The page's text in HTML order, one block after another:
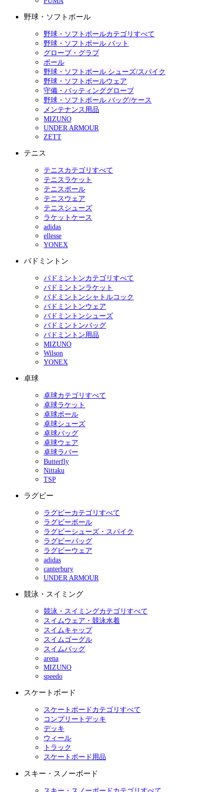
野球・ソフトボール
野球・ソフトボールカテゴリすべて
野球・ソフトボール バット
グローブ・グラブ
ボール
野球・ソフトボール シューズ/スパイク
野球・ソフトボールウェア
守備・バッティンググローブ
野球・ソフトボール バッグ/ケース
メンテナンス用品
MIZUNO
UNDER ARMOUR
ZETT
テニス
テニスカテゴリすべて
テニスラケット
テニスボール
テニスウェア
テニスシューズ
ラケットケース
adidas
ellesse
YONEX
バドミントン
バドミントンカテゴリすべて
バドミントンラケット
バドミントンシャトルコック
バドミントンウェア
バドミントンシューズ
バドミントンバッグ
バドミントン用品
MIZUNO
Wilson
YONEX
卓球
卓球カテゴリすべて
卓球ラケット
卓球ボール
卓球シューズ
卓球バッグ
卓球ウェア
卓球ラバー
Butterfly
Nittaku
TSP
ラグビー
ラグビーカテゴリすべて
ラグビーボール
ラグビーシューズ・スパイク
ラグビーバッグ
ラグビーウェア
adidas
canterbury
UNDER ARMOUR
競泳・スイミング
競泳・スイミングカテゴリすべて
スイムウェア・競泳水着
スイムキャップ
スイムゴーグル
スイムバッグ
arena
MIZUNO
speedo
スケートボード
スケートボードカテゴリすべて
コンプリートデッキ
デッキ
ウィール
トラック
スケートボード用品
スキー・スノーボード